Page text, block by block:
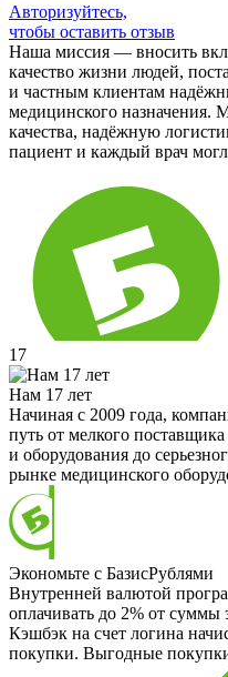
Авторизуйтесь,
чтобы оставить отзыв
Наша миссия — вносить
качество жизни людей,
и частным клиентам
медицинского назначения.
качества, надёжную
пациент и каждый врач
17
Нам 17 лет
Начиная с 2009 года,
путь от мелкого
и оборудования до
рынке медицинского
Экономьте с БазисРублями
Внутренней валютой
оплачивать до 2% от суммы
Кэшбэк на счет логина
покупки. Выгодные